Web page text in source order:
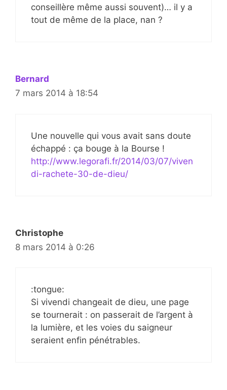
conseillère même aussi souvent)… il y a
tout de même de la place, nan ?
Bernard
7 mars 2014 à 18:54
Une nouvelle qui vous avait sans doute
échappé : ça bouge à la Bourse !
http://www.legorafi.fr/2014/03/07/viven
di-rachete-30-de-dieu/
Christophe
8 mars 2014 à 0:26
:tongue:
Si vivendi changeait de dieu, une page
se tournerait : on passerait de l’argent à
la lumière, et les voies du saigneur
seraient enfin pénétrables.